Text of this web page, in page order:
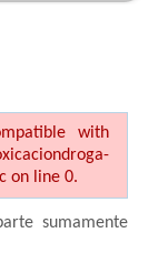
with
on line 0.
sumamente